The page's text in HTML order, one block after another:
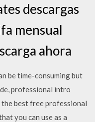
descargas
mensual
ahora
be time-consuming but
professional intro
the best free professional
you can use as a